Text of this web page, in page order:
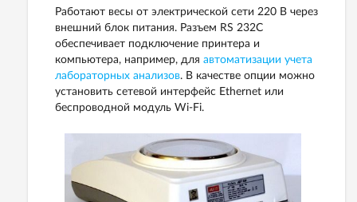
Работают весы от электрической сети 220 В через
внешний блок питания. Разъем RS 232C
обеспечивает подключение принтера и
компьютера, например, для автоматизации учета
лабораторных анализов. В качестве опции можно
установить сетевой интерфейс Ethernet или
беспроводной модуль Wi-Fi.